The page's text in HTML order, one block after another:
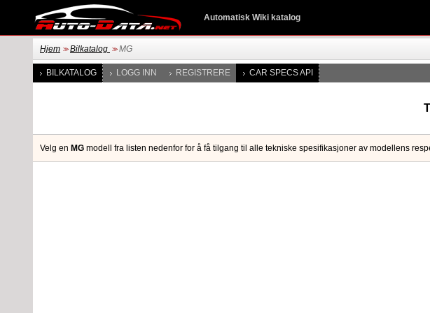
Automatisk Wiki katalog
Hjem >> Bilkatalog >> MG
BILKATALOG LOGG INN REGISTRERE CAR SPECS API
Velg en MG modell fra listen nedenfor for å få tilgang til alle tekniske spesifikasjoner av modellens